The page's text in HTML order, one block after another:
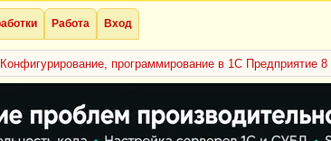
Работа Вход
Конфигурирование, программирование в 1С Предприятие 8